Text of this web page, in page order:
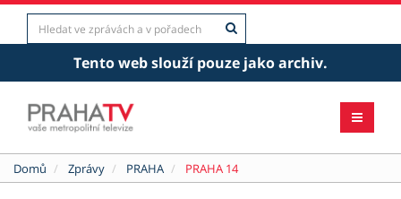
Tento web slouží pouze jako archiv.
Domů Zprávy PRAHA PRAHA 14